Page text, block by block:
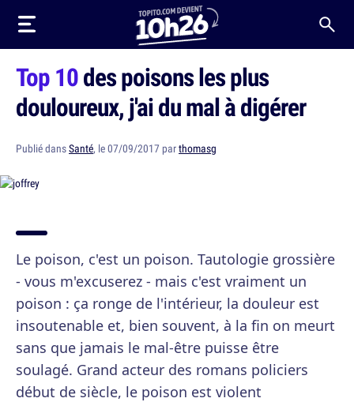
Top 10des poisons les plus
douloureux, j'ai du mal à digérer
Publié dansSanté, le 07/09/2017 parthomasg
Le poison, c'est un poison. Tautologie grossière
- vous m'excuserez - mais c'est vraiment un
poison : ça ronge de l'intérieur, la douleur est
insoutenable et, bien souvent, à la fin on meurt
sans que jamais le mal-être puisse être
soulagé. Grand acteur des romans policiers
début de siècle, le poison est violent